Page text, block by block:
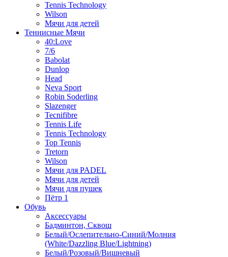
Tennis Technology
Wilson
Мячи для детей
Теннисные Мячи
40:Love
7/6
Babolat
Dunlop
Head
Neva Sport
Robin Soderling
Slazenger
Tecnifibre
Tennis Life
Tennis Technology
Top Tennis
Tretorn
Wilson
Мячи для PADEL
Мячи для детей
Мячи для пушек
Пётр 1
Обувь
Аксессуары
Бадминтон, Сквош
Белый/Ослепительно-Синий/Молния
(White/Dazzling Blue/Lightning)
Белый/Розовый/Вишневый